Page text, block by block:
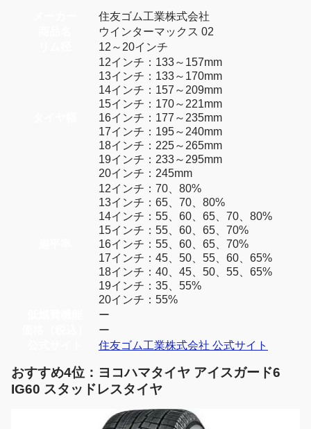
住友ゴム工業株式会社
ウインターマックス 02
12～20インチ
12インチ：133～157mm
13インチ：133～170mm
14インチ：157～209mm
15インチ：170～221mm
16インチ：177～235mm
17インチ：195～240mm
18インチ：225～265mm
19インチ：233～295mm
20インチ：245mm
12インチ：70、80%
13インチ：65、70、80%
14インチ：55、60、65、70、80%
15インチ：55、60、65、70%
16インチ：55、60、65、70%
17インチ：45、50、55、60、65%
18インチ：40、45、50、55、65%
19インチ：35、55%
20インチ：55%
ー
ー
住友ゴム工業株式会社 公式サイト
おすすめ4位：ヨコハマタイヤ アイスガード6
IG60 スタッドレスタイヤ